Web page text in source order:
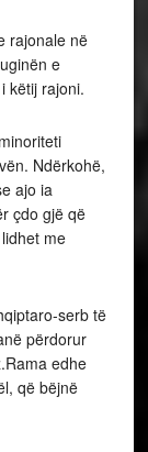
rajonale në
e
këtij rajoni.
Ndërkohë,
ajo ia
çdo gjë që
me
serb të
përdorur
edhe
që bëjnë